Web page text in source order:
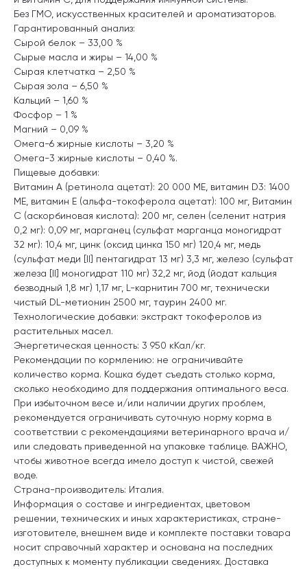
Без ГМО, искусственных красителей и ароматизаторов.
Гарантированный анализ:
Сырой белок – 33,00 %
Сырые масла и жиры – 14,00 %
Сырая клетчатка – 2,50 %
Сырая зола – 6,50 %
Кальций – 1,60 %
Фосфор – 1 %
Магний – 0,09 %
Омега-6 жирные кислоты – 3,20 %
Омега-3 жирные кислоты – 0,40 %.
Пищевые добавки:
Витамин A (ретинола ацетат): 20 000 МЕ, витамин D3: 1400
МЕ, витамин Е (альфа-токоферола ацетат): 100 мг, Витамин
C (аскорбиновая кислота): 200 мг, селен (селенит натрия
0,2 мг): 0,09 мг, марганец (сульфат марганца моногидрат
32 мг): 10,4 мг, цинк (оксид цинка 150 мг) 120,4 мг, медь
(сульфат меди [II] пентагидрат 13 мг) 3,3 мг, железо (сульфат
железа [II] моногидрат 110 мг) 32,2 мг, йод (йодат кальция
безводный 1,8 мг) 1,17 мг, L-карнитин 700 мг, технически
чистый DL-метионин 2500 мг, таурин 2400 мг.
Технологические добавки: экстракт токоферолов из
растительных масел.
Энергетическая ценность: 3 950 кКал/кг.
Рекомендации по кормлению: не ограничивайте
количество корма. Кошка будет съедать столько корма,
сколько необходимо для поддержания оптимального веса.
При избыточном весе и/или наличии других проблем,
рекомендуется ограничивать суточную норму корма в
соответствии с рекомендациями ветеринарного врача и/
или следовать приведенной на упаковке таблице. ВАЖНО,
чтобы животное всегда имело доступ к чистой, свежей
воде.
Страна-производитель: Италия.
Информация о составе и ингредиентах, цветовом
решении, технических и иных характеристиках, стране-
изготовителе, внешнем виде и комплекте поставки товара
носит справочный характер и основана на последних
доступных к моменту публикации сведениях. Доставка